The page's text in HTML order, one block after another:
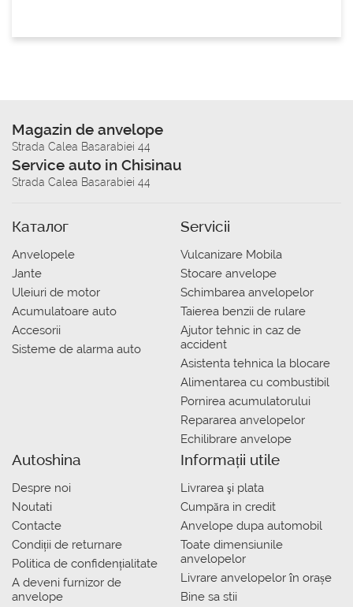
Magazin de anvelope
Strada Calea Basarabiei 44
Service auto in Chisinau
Strada Calea Basarabiei 44
Каталог
Anvelopele
Jante
Uleiuri de motor
Acumulatoare auto
Accesorii
Sisteme de alarma auto
Servicii
Vulcanizare Mobila
Stocare anvelope
Schimbarea anvelopelor
Taierea benzii de rulare
Ajutor tehnic in caz de
accident
Asistenta tehnica la blocare
Alimentarea cu combustibil
Pornirea acumulatorului
Repararea anvelopelor
Echilibrare anvelope
Autoshina
Despre noi
Noutati
Contacte
Condiții de returnare
Politica de confidențialitate
A deveni furnizor de
anvelope
Informații utile
Livrarea şi plata
Сumpăra in credit
Anvelope dupa automobil
Toate dimensiunile
anvelopelor
Livrare anvelopelor în orașe
Bine sa stii